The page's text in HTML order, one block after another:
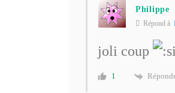
Philippe
Répond à
joli coup
1